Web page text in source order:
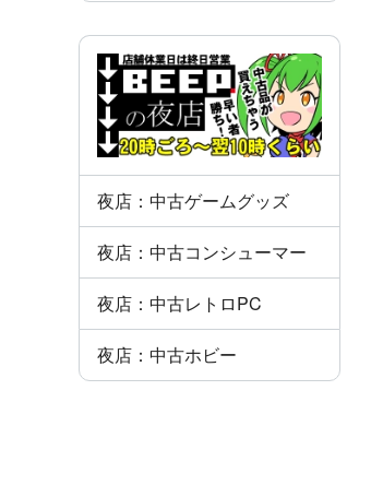
夜店：中古ゲームグッズ
夜店：中古コンシューマー
夜店：中古レトロPC
夜店：中古ホビー